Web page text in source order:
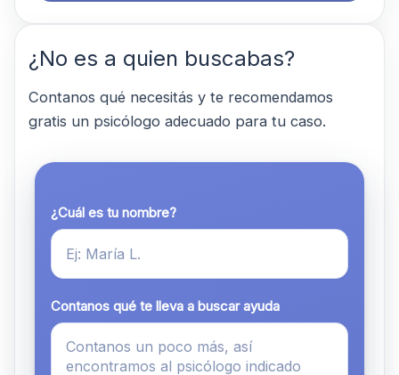
¿No es a quien buscabas?
Contanos qué necesitás y te recomendamos
gratis un psicólogo adecuado para tu caso.
¿Cuál es tu nombre?
Contanos qué te lleva a buscar ayuda